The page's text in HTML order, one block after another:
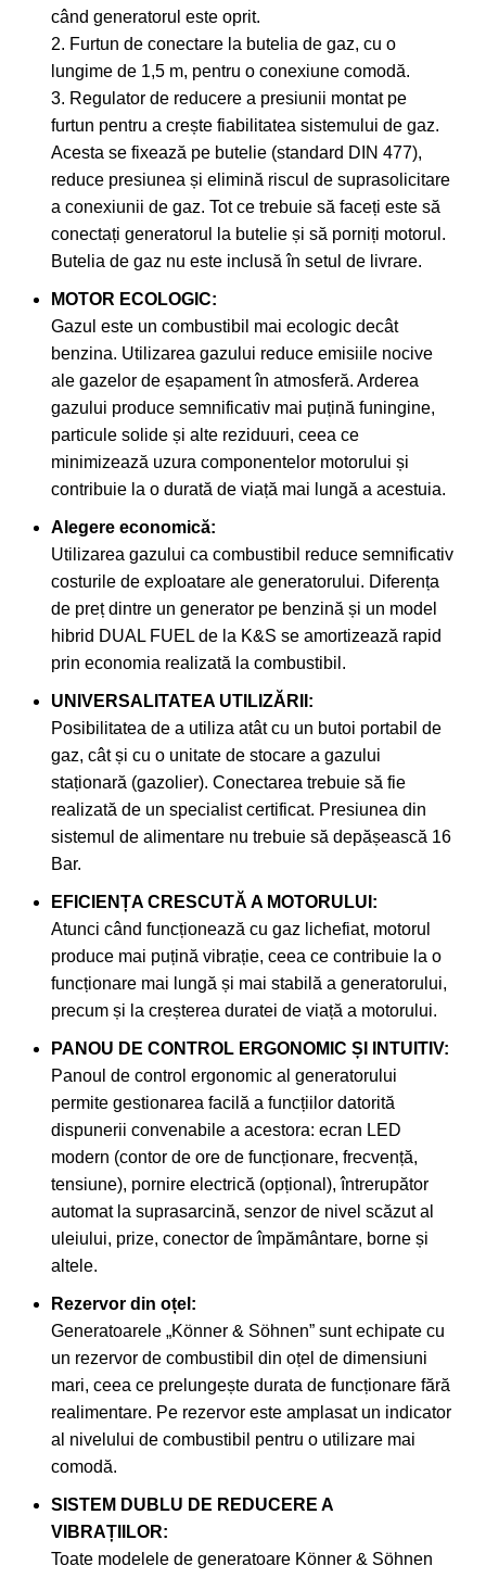
când generatorul este oprit.
2. Furtun de conectare la butelia de gaz, cu o
lungime de 1,5 m, pentru o conexiune comodă.
3. Regulator de reducere a presiunii montat pe
furtun pentru a crește fiabilitatea sistemului de gaz.
Acesta se fixează pe butelie (standard DIN 477),
reduce presiunea și elimină riscul de suprasolicitare
a conexiunii de gaz. Tot ce trebuie să faceți este să
conectați generatorul la butelie și să porniți motorul.
Butelia de gaz nu este inclusă în setul de livrare.
MOTOR ECOLOGIC:
Gazul este un combustibil mai ecologic decât
benzina. Utilizarea gazului reduce emisiile nocive
ale gazelor de eșapament în atmosferă. Arderea
gazului produce semnificativ mai puțină funingine,
particule solide și alte reziduuri, ceea ce
minimizează uzura componentelor motorului și
contribuie la o durată de viață mai lungă a acestuia.
Alegere economică:
Utilizarea gazului ca combustibil reduce semnificativ
costurile de exploatare ale generatorului. Diferența
de preț dintre un generator pe benzină și un model
hibrid DUAL FUEL de la K&S se amortizează rapid
prin economia realizată la combustibil.
UNIVERSALITATEA UTILIZĂRII:
Posibilitatea de a utiliza atât cu un butoi portabil de
gaz, cât și cu o unitate de stocare a gazului
staționară (gazolier). Conectarea trebuie să fie
realizată de un specialist certificat. Presiunea din
sistemul de alimentare nu trebuie să depășească 16
Bar.
EFICIENȚA CRESCUTĂ A MOTORULUI:
Atunci când funcționează cu gaz lichefiat, motorul
produce mai puțină vibrație, ceea ce contribuie la o
funcționare mai lungă și mai stabilă a generatorului,
precum și la creșterea duratei de viață a motorului.
PANOU DE CONTROL ERGONOMIC ȘI INTUITIV:
Panoul de control ergonomic al generatorului
permite gestionarea facilă a funcțiilor datorită
dispunerii convenabile a acestora: ecran LED
modern (contor de ore de funcționare, frecvență,
tensiune), pornire electrică (opțional), întrerupător
automat la suprasarcină, senzor de nivel scăzut al
uleiului, prize, conector de împământare, borne și
altele.
Rezervor din oțel:
Generatoarele „Könner & Söhnen” sunt echipate cu
un rezervor de combustibil din oțel de dimensiuni
mari, ceea ce prelungește durata de funcționare fără
realimentare. Pe rezervor este amplasat un indicator
al nivelului de combustibil pentru o utilizare mai
comodă.
SISTEM DUBLU DE REDUCERE A
VIBRAȚIILOR:
Toate modelele de generatoare Könner & Söhnen